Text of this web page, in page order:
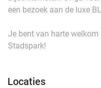
een bezoek aan de luxe
Je bent van harte
Stadspark!
Locaties